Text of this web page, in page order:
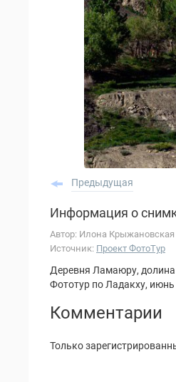
Предыдущая
Информация о
Автор: Илона Крыжановская
Источник: Проект ФотоТур
Деревня Ламаюру,
Фототур по Ладакху, июнь
Комментарии
Только